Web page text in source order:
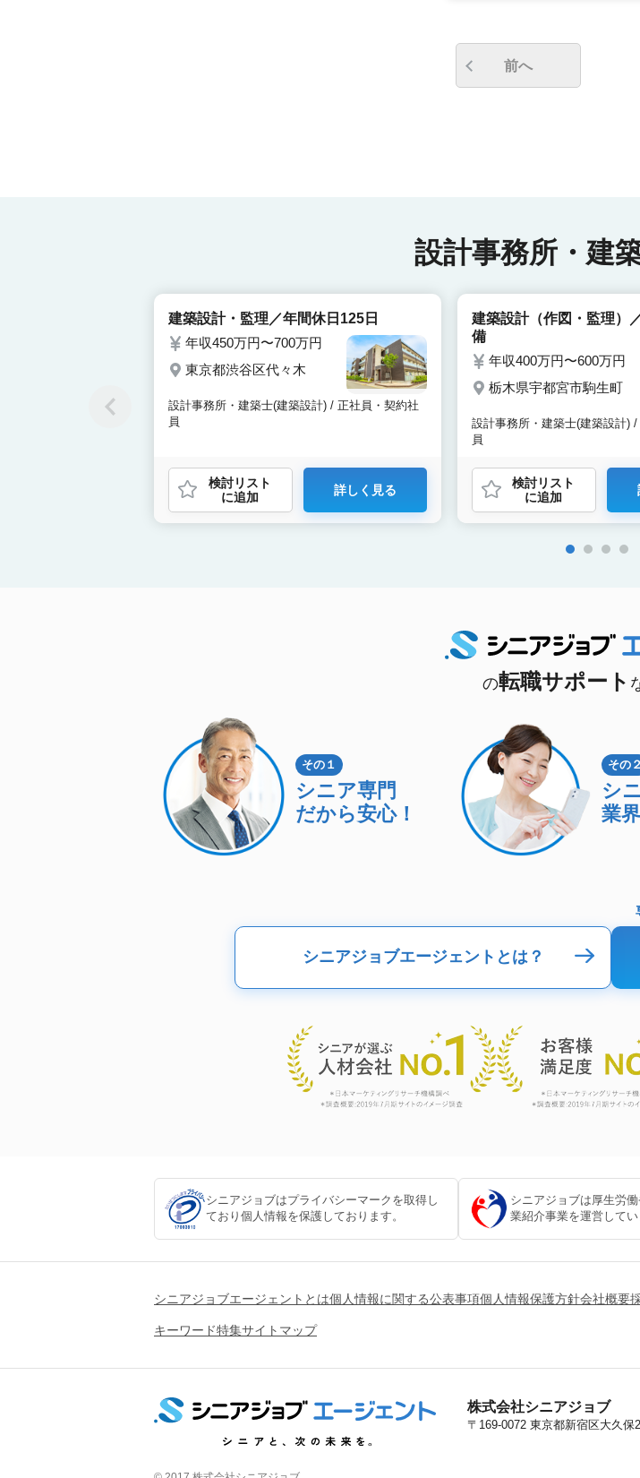
前へ
設計事務所・建
建築設計・監理／年間休日125日
年収450万円〜700万円
東京都渋谷区代々木
設計事務所・建築士(建築設計) / 正社員・契約社
員
検討リスト
に追加
詳しく見る
建築設計（作図・監理）
備
年収400万円〜600万円
栃木県宇都宮市駒生町
設計事務所・建築士(建築設計)
員
検討リスト
に追加
の転職サポート
その１
シニア専門
だから安心！
その２
シ
業
シニアジョブエージェントとは？
シニアジョブはプライバシーマークを取得し
ており個人情報を保護しております。
シニアジョブは厚生労
業紹介事業を運営してい
シニアジョブエージェントとは個人情報に関する公表事項個人情報保護方針会社概要
キーワード特集サイトマップ
株式会社シニアジョブ
〒169-0072 東京都新宿区大久保